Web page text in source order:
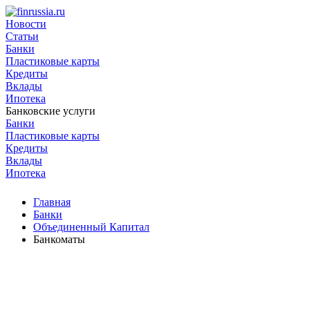
Новости
Статьи
Банки
Пластиковые карты
Кредиты
Вклады
Ипотека
Банковские услуги
Банки
Пластиковые карты
Кредиты
Вклады
Ипотека
Главная
Банки
Объединенный Капитал
Банкоматы